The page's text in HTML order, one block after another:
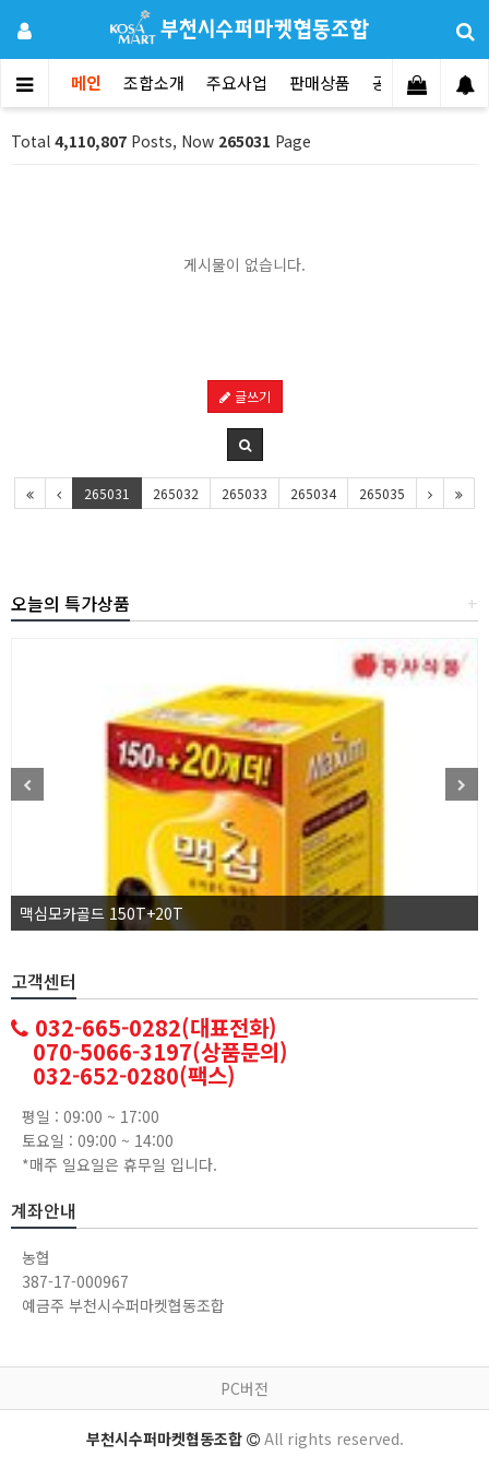
메인 조합소개 주요사업 판매상품 공지사항 문
Total 4,110,807 Posts, Now 265031 Page
게시물이 없습니다.
글쓰기
265031 265032 265033 265034 265035
+
오늘의 특가상품
맥심모카골드 150T+20T
고객센터
032-665-0282(대표전화)
070-5066-3197(상품문의)
032-652-0280(팩스)
평일 : 09:00 ~ 17:00
토요일 : 09:00 ~ 14:00
*매주 일요일은 휴무일 입니다.
계좌안내
농협
387-17-000967
예금주 부천시수퍼마켓협동조합
PC버전
부천시수퍼마켓협동조합 All rights reserved.